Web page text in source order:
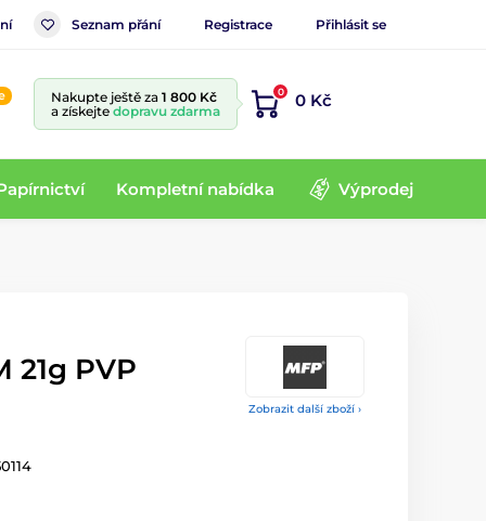
Seznam přání Registrace Přihlásit se
Nakupte ještě za 1 800 Kč
a získejte dopravu zdarma
0 0 Kč
Kompletní nabídka Výprodej
Zobrazit další zboží ›
21g PVP